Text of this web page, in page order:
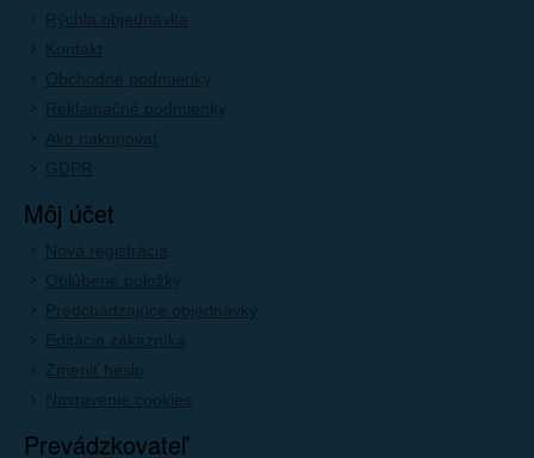
Rýchla objednávka
Kontakt
Obchodné podmienky
Reklamačné podmienky
Ako nakupovať
GDPR
Môj účet
Nová registrácia
Oblúbené položky
Predchádzajúce objednávky
Editácia zákazníka
Zmeniť heslo
Nastavenie cookies
Prevádzkovateľ